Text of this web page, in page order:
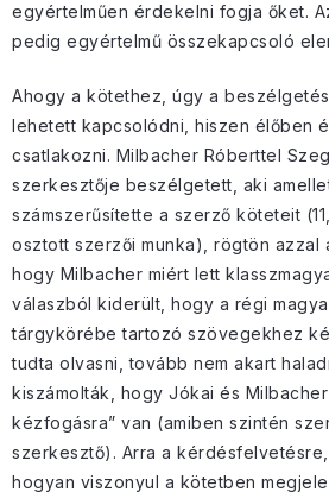
egyértelműen érdekelni fogja őket.
pedig egyértelmű összekapcsoló
Ahogy a kötethez, úgy a
lehetett kapcsolódni, hiszen élőben
csatlakozni. Milbacher Róberttel
szerkesztője beszélgetett, aki
számszerűsítette a szerző köteteit
osztott szerzői munka), rögtön azzal
hogy Milbacher miért lett
válaszból kiderült, hogy a régi
tárgykörébe tartozó szövegekhez
tudta olvasni, tovább nem akart
kiszámolták, hogy Jókai és
kézfogásra” van (amiben szintén
szerkesztő). Arra a
hogyan viszonyul a kötetben